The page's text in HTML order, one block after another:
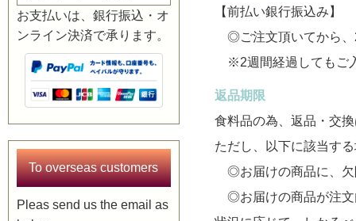
【前払い銀行振込み】
◎ご注文頂いてから、
※2週間経過してもご
返品期限
食料品の為、返品・交
ただし、以下に該当す
◎お届けの商品に、欠
◎お届けの商品が注文
お支払いは、銀行振込・オ
ンライン決済で承ります。
To overseas customers
Pleas send us the email as